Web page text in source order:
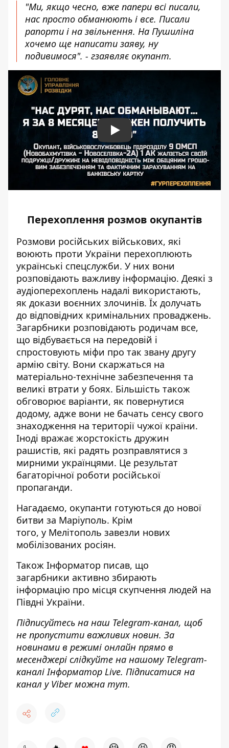
"Ми, якщо чесно, вже папери всі писали,
нас просто обманюють і все. Писали
рапорти і на звільнення. На Пушиліна
хочемо ще написати заяву, ну
подивимося". - гзаявляє окупант.
Play
Перехоплення розмов окупантів
Розмови російських військових, які
воюють проти України перехоплюють
українські спецслужби. У них вони
розповідають важливу інформацію. Деякі з
аудіоперехоплень надалі використають,
як докази воєнних злочинів. Їх долучать
до відповідних кримінальних проваджень.
Загарбники розповідають родичам все,
що відбувається на передовій і
спростовують міфи про так звану другу
армію світу. Вони скаржаться на
матеріально-технічне забезпечення та
великі втрати у боях. Більшість також
обговорює варіанти, як повернутися
додому, адже вони не бачать сенсу свого
знаходження на території чужої країни.
Іноді вражає жорстокість дружин
рашистів, які радять розправлятися з
мирними українцями. Це результат
багаторічної роботи російської
пропаганди.
Нагадаємо, окупанти готуються до нової
битви за Маріуполь. Крім
того, у Мелітополь завезли нових
мобілізованих росіян.
Також Інформатор писав, що
загарбники активно збирають
інформацію про місця скупчення людей на
Півдні України.
Підписуйтесь на наш Telegram-канал, щоб
не пропустити важливих новин. За
новинами в режимі онлайн прямо в
месенджері слідкуйте на нашому Telegram-
каналіІнформатор Live. Підписатися на
канал у Viber можна тут.